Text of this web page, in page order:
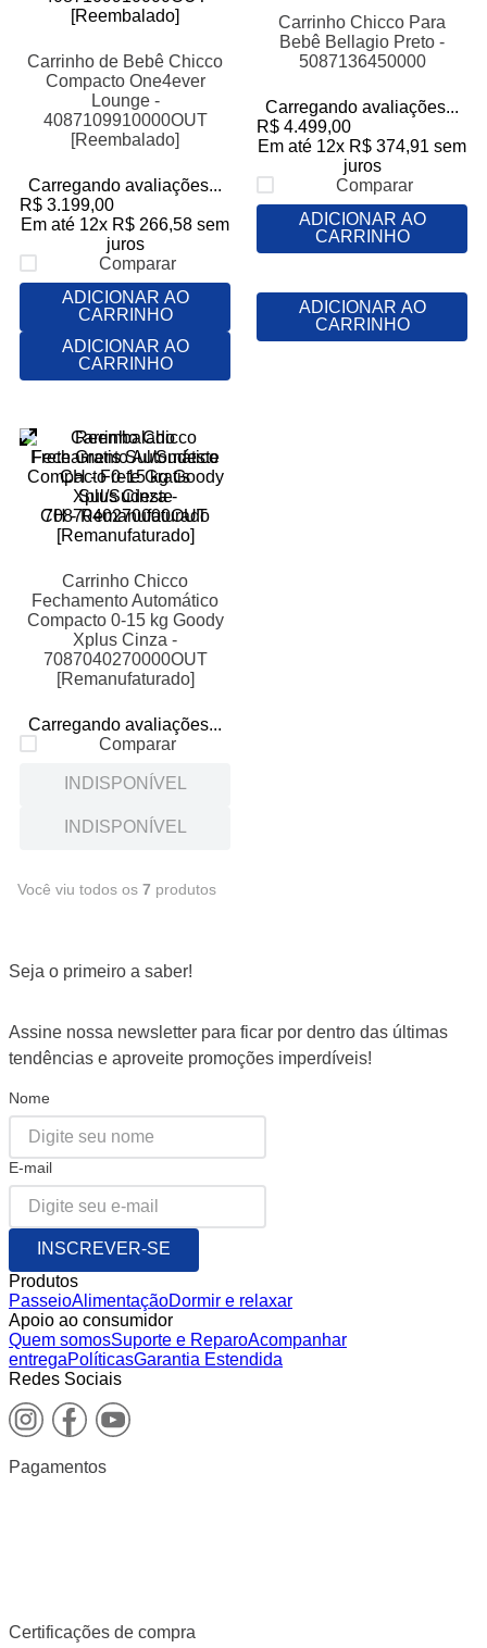
Carrinho de Bebê Chicco
Compacto One4ever
Lounge -
4087109910000OUT
[Reembalado]
Carregando avaliações...
R$ 3.199,00
Em até 12x R$ 266,58 sem
juros
Comparar
ADICIONAR AO
CARRINHO
ADICIONAR AO
CARRINHO
Carrinho Chicco Para
Bebê Bellagio Preto -
5087136450000
Carregando avaliações...
R$ 4.499,00
Em até 12x R$ 374,91 sem
juros
Comparar
ADICIONAR AO
CARRINHO
ADICIONAR AO
CARRINHO
Reembalado
Frete Gratis Sul/Sudeste
CH - Frete Gratis
Sul/Sudeste
CH - Remanufaturado
Carrinho Chicco
Fechamento Automático
Compacto 0-15 kg Goody
Xplus Cinza -
7087040270000OUT
[Remanufaturado]
Carregando avaliações...
Comparar
INDISPONÍVEL
INDISPONÍVEL
Você viu todos os 7 produtos
Seja o primeiro a saber!
Assine nossa newsletter para ficar por dentro das últimas
tendências e aproveite promoções imperdíveis!
Nome
E-mail
INSCREVER-SE
Produtos
PasseioAlimentaçãoDormir e relaxar
Apoio ao consumidor
Quem somosSuporte e ReparoAcompanhar
entregaPolíticasGarantia Estendida
Redes Sociais
Pagamentos
Certificações de compra